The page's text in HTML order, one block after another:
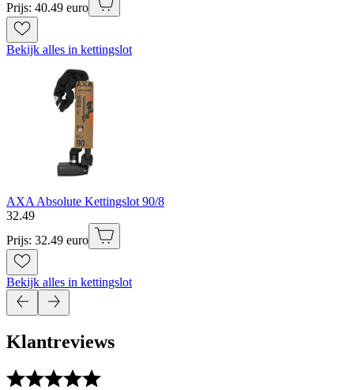
Prijs: 40.49 euro
Bekijk alles in kettingslot
AXA Absolute Kettingslot 90/8
32.49
Prijs: 32.49 euro
Bekijk alles in kettingslot
Klantreviews